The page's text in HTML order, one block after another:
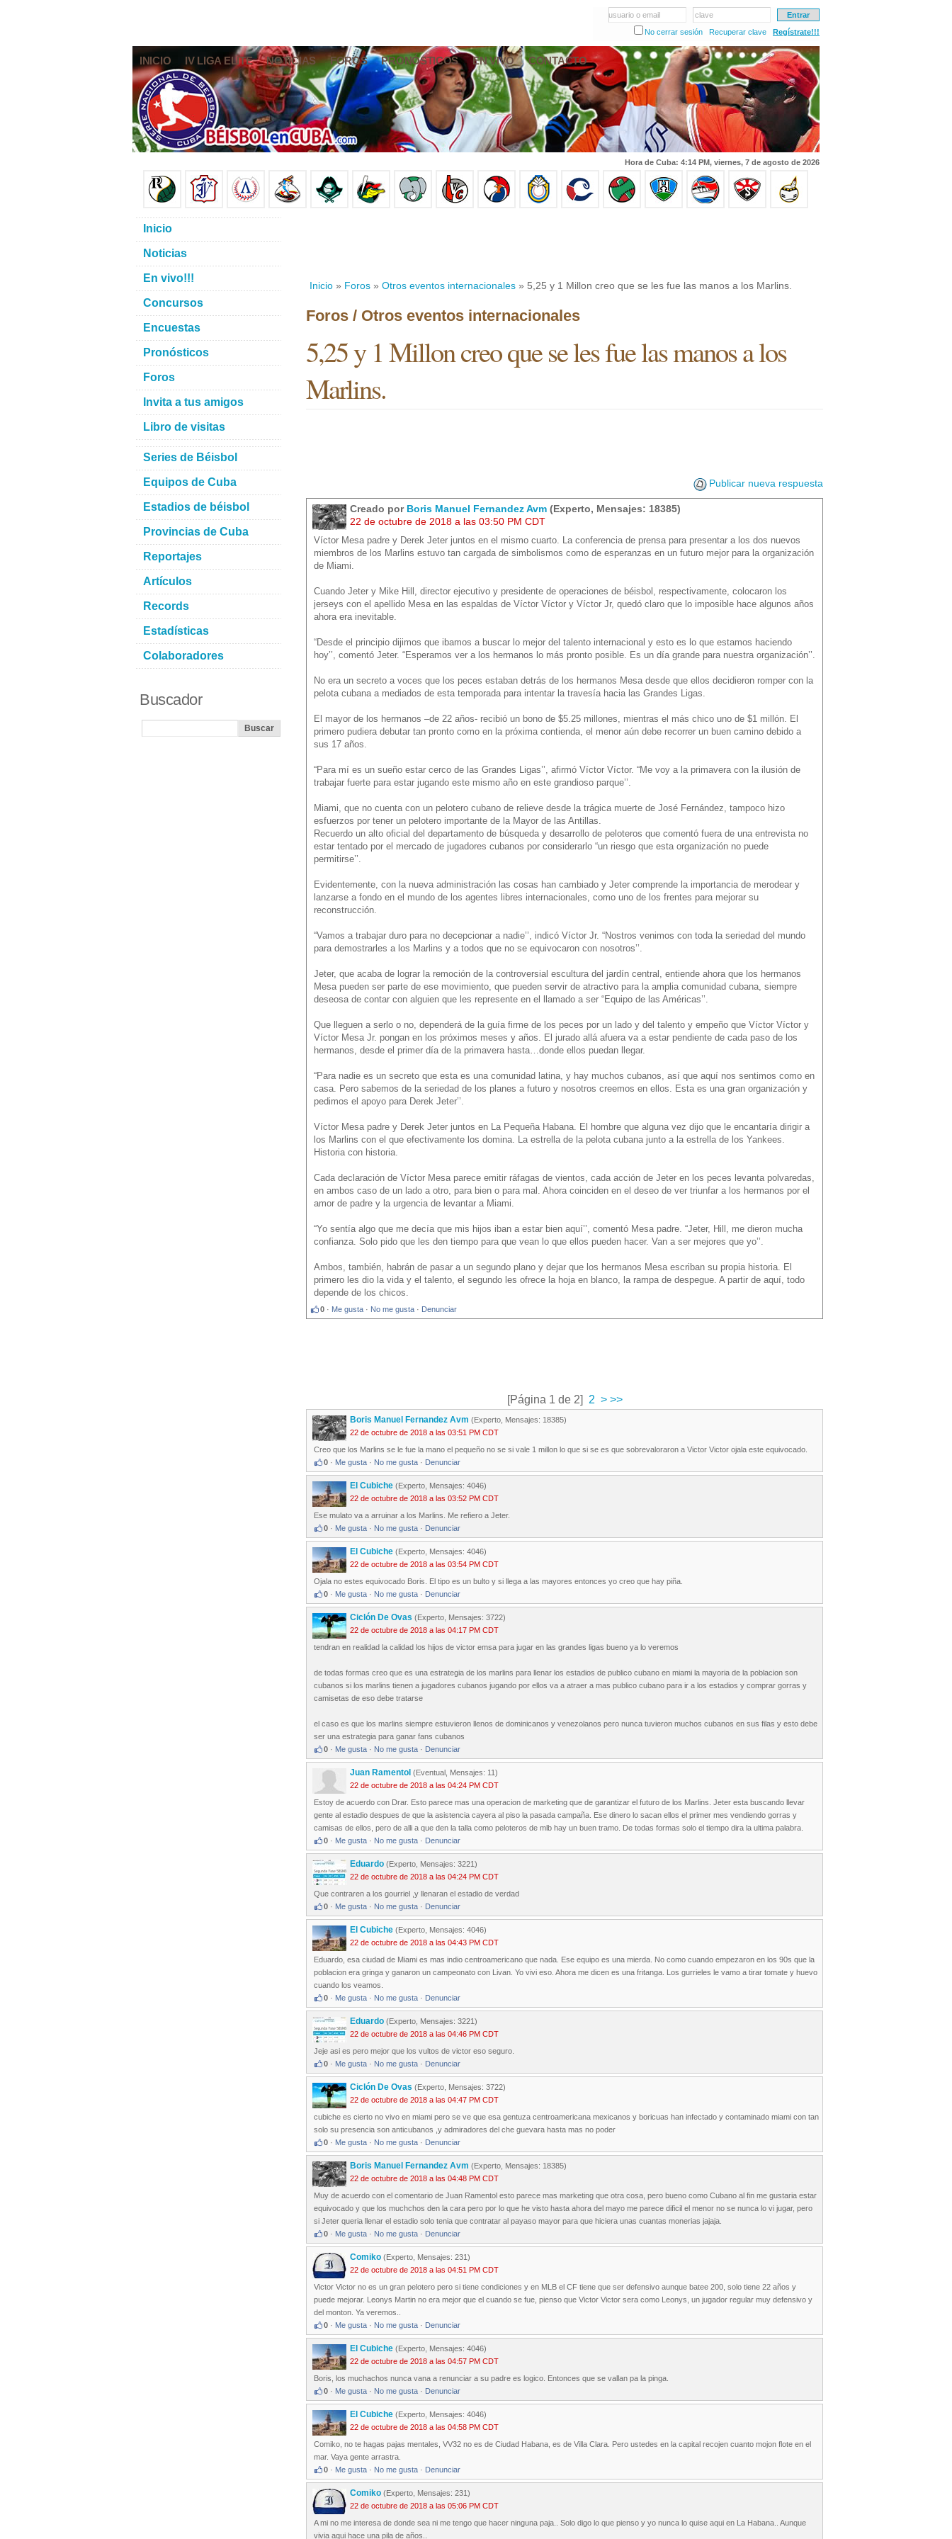
usuario o email
clave
No cerrar sesión
Recuperar clave Regístrate!!!
INICIO IV LIGA ELITE NOTICIAS FOROS PRONÓSTICOS EN VIVO CONTACTO
Hora de Cuba: 4:14 PM, viernes, 7 de agosto de 2026
Inicio » Foros » Otros eventos internacionales » 5,25 y 1 Millon creo que se les fue las manos a los Marlins.
Foros / Otros eventos internacionales
5,25 y 1 Millon creo que se les fue las manos a los
Marlins.
Publicar nueva respuesta
Creado por Boris Manuel Fernandez Avm (Experto, Mensajes: 18385)
22 de octubre de 2018 a las 03:50 PM CDT
Víctor Mesa padre y Derek Jeter juntos en el mismo cuarto. La conferencia de prensa para presentar a los dos nuevos
miembros de los Marlins estuvo tan cargada de simbolismos como de esperanzas en un futuro mejor para la organización
de Miami.
Cuando Jeter y Mike Hill, director ejecutivo y presidente de operaciones de béisbol, respectivamente, colocaron los
jerseys con el apellido Mesa en las espaldas de Víctor Víctor y Víctor Jr, quedó claro que lo imposible hace algunos años
ahora era inevitable.
“Desde el principio dijimos que ibamos a buscar lo mejor del talento internacional y esto es lo que estamos haciendo
hoy’’, comentó Jeter. “Esperamos ver a los hermanos lo más pronto posible. Es un día grande para nuestra organización’’.
No era un secreto a voces que los peces estaban detrás de los hermanos Mesa desde que ellos decidieron romper con la
pelota cubana a mediados de esta temporada para intentar la travesía hacia las Grandes Ligas.
El mayor de los hermanos –de 22 años- recibió un bono de $5.25 millones, mientras el más chico uno de $1 millón. El
primero pudiera debutar tan pronto como en la próxima contienda, el menor aún debe recorrer un buen camino debido a
sus 17 años.
“Para mí es un sueño estar cerco de las Grandes Ligas’’, afirmó Víctor Víctor. “Me voy a la primavera con la ilusión de
trabajar fuerte para estar jugando este mismo año en este grandioso parque’’.
Miami, que no cuenta con un pelotero cubano de relieve desde la trágica muerte de José Fernández, tampoco hizo
esfuerzos por tener un pelotero importante de la Mayor de las Antillas.
Recuerdo un alto oficial del departamento de búsqueda y desarrollo de peloteros que comentó fuera de una entrevista no
estar tentado por el mercado de jugadores cubanos por considerarlo “un riesgo que esta organización no puede
permitirse’’.
Evidentemente, con la nueva administración las cosas han cambiado y Jeter comprende la importancia de merodear y
lanzarse a fondo en el mundo de los agentes libres internacionales, como uno de los frentes para mejorar su
reconstrucción.
“Vamos a trabajar duro para no decepcionar a nadie’’, indicó Víctor Jr. “Nostros venimos con toda la seriedad del mundo
para demostrarles a los Marlins y a todos que no se equivocaron con nosotros’’.
Jeter, que acaba de lograr la remoción de la controversial escultura del jardín central, entiende ahora que los hermanos
Mesa pueden ser parte de ese movimiento, que pueden servir de atractivo para la amplia comunidad cubana, siempre
deseosa de contar con alguien que les represente en el llamado a ser “Equipo de las Américas’’.
Que lleguen a serlo o no, dependerá de la guía firme de los peces por un lado y del talento y empeño que Víctor Víctor y
Víctor Mesa Jr. pongan en los próximos meses y años. El jurado allá afuera va a estar pendiente de cada paso de los
hermanos, desde el primer día de la primavera hasta…donde ellos puedan llegar.
“Para nadie es un secreto que esta es una comunidad latina, y hay muchos cubanos, así que aquí nos sentimos como en
casa. Pero sabemos de la seriedad de los planes a futuro y nosotros creemos en ellos. Esta es una gran organización y
pedimos el apoyo para Derek Jeter’’.
Víctor Mesa padre y Derek Jeter juntos en La Pequeña Habana. El hombre que alguna vez dijo que le encantaría dirigir a
los Marlins con el que efectivamente los domina. La estrella de la pelota cubana junto a la estrella de los Yankees.
Historia con historia.
Cada declaración de Víctor Mesa parece emitir ráfagas de vientos, cada acción de Jeter en los peces levanta polvaredas,
en ambos caso de un lado a otro, para bien o para mal. Ahora coinciden en el deseo de ver triunfar a los hermanos por el
amor de padre y la urgencia de levantar a Miami.
“Yo sentía algo que me decía que mis hijos iban a estar bien aquí’’, comentó Mesa padre. “Jeter, Hill, me dieron mucha
confianza. Solo pido que les den tiempo para que vean lo que ellos pueden hacer. Van a ser mejores que yo’’.
Ambos, también, habrán de pasar a un segundo plano y dejar que los hermanos Mesa escriban su propia historia. El
primero les dio la vida y el talento, el segundo les ofrece la hoja en blanco, la rampa de despegue. A partir de aquí, todo
depende de los chicos.
0 · Me gusta · No me gusta · Denunciar
[Página 1 de 2] 2 >>>
Boris Manuel Fernandez Avm (Experto, Mensajes: 18385)
22 de octubre de 2018 a las 03:51 PM CDT
Creo que los Marlins se le fue la mano el pequeño no se si vale 1 millon lo que si se es que sobrevaloraron a Victor Victor ojala este equivocado.
0 · Me gusta · No me gusta · Denunciar
El Cubiche (Experto, Mensajes: 4046)
22 de octubre de 2018 a las 03:52 PM CDT
Ese mulato va a arruinar a los Marlins. Me refiero a Jeter.
0 · Me gusta · No me gusta · Denunciar
El Cubiche (Experto, Mensajes: 4046)
22 de octubre de 2018 a las 03:54 PM CDT
Ojala no estes equivocado Boris. El tipo es un bulto y si llega a las mayores entonces yo creo que hay piña.
0 · Me gusta · No me gusta · Denunciar
Ciclón De Ovas (Experto, Mensajes: 3722)
22 de octubre de 2018 a las 04:17 PM CDT
tendran en realidad la calidad los hijos de victor emsa para jugar en las grandes ligas bueno ya lo veremos
de todas formas creo que es una estrategia de los marlins para llenar los estadios de publico cubano en miami la mayoria de la poblacion son
cubanos si los marlins tienen a jugadores cubanos jugando por ellos va a atraer a mas publico cubano para ir a los estadios y comprar gorras y
camisetas de eso debe tratarse
el caso es que los marlins siempre estuvieron llenos de dominicanos y venezolanos pero nunca tuvieron muchos cubanos en sus filas y esto debe
ser una estrategia para ganar fans cubanos
0 · Me gusta · No me gusta · Denunciar
Juan Ramentol (Eventual, Mensajes: 11)
22 de octubre de 2018 a las 04:24 PM CDT
Estoy de acuerdo con Drar. Esto parece mas una operacion de marketing que de garantizar el futuro de los Marlins. Jeter esta buscando llevar
gente al estadio despues de que la asistencia cayera al piso la pasada campaña. Ese dinero lo sacan ellos el primer mes vendiendo gorras y
camisas de ellos, pero de alli a que den la talla como peloteros de mlb hay un buen tramo. De todas formas solo el tiempo dira la ultima palabra.
0 · Me gusta · No me gusta · Denunciar
Eduardo (Experto, Mensajes: 3221)
22 de octubre de 2018 a las 04:24 PM CDT
Que contraren a los gourriel ,y llenaran el estadio de verdad
0 · Me gusta · No me gusta · Denunciar
El Cubiche (Experto, Mensajes: 4046)
22 de octubre de 2018 a las 04:43 PM CDT
Eduardo, esa ciudad de Miami es mas indio centroamericano que nada. Ese equipo es una mierda. No como cuando empezaron en los 90s que la
poblacion era gringa y ganaron un campeonato con Livan. Yo vivi eso. Ahora me dicen es una fritanga. Los gurrieles le vamo a tirar tomate y huevo
cuando los veamos.
0 · Me gusta · No me gusta · Denunciar
Eduardo (Experto, Mensajes: 3221)
22 de octubre de 2018 a las 04:46 PM CDT
Jeje asi es pero mejor que los vultos de victor eso seguro.
0 · Me gusta · No me gusta · Denunciar
Ciclón De Ovas (Experto, Mensajes: 3722)
22 de octubre de 2018 a las 04:47 PM CDT
cubiche es cierto no vivo en miami pero se ve que esa gentuza centroamericana mexicanos y boricuas han infectado y contaminado miami con tan
solo su presencia son anticubanos ,y admiradores del che guevara hasta mas no poder
0 · Me gusta · No me gusta · Denunciar
Boris Manuel Fernandez Avm (Experto, Mensajes: 18385)
22 de octubre de 2018 a las 04:48 PM CDT
Muy de acuerdo con el comentario de Juan Ramentol esto parece mas marketing que otra cosa, pero bueno como Cubano al fin me gustaria estar
equivocado y que los muchchos den la cara pero por lo que he visto hasta ahora del mayo me parece dificil el menor no se nunca lo vi jugar, pero
si Jeter queria llenar el estadio solo tenia que contratar al payaso mayor para que hiciera unas cuantas monerias jajaja.
0 · Me gusta · No me gusta · Denunciar
Comiko (Experto, Mensajes: 231)
22 de octubre de 2018 a las 04:51 PM CDT
Victor Victor no es un gran pelotero pero si tiene condiciones y en MLB el CF tiene que ser defensivo aunque batee 200, solo tiene 22 años y
puede mejorar. Leonys Martin no era mejor que el cuando se fue, pienso que Victor Victor sera como Leonys, un jugador regular muy defensivo y
del monton. Ya veremos..
0 · Me gusta · No me gusta · Denunciar
El Cubiche (Experto, Mensajes: 4046)
22 de octubre de 2018 a las 04:57 PM CDT
Boris, los muchachos nunca vana a renunciar a su padre es logico. Entonces que se vallan pa la pinga.
0 · Me gusta · No me gusta · Denunciar
El Cubiche (Experto, Mensajes: 4046)
22 de octubre de 2018 a las 04:58 PM CDT
Comiko, no te hagas pajas mentales, VV32 no es de Ciudad Habana, es de Villa Clara. Pero ustedes en la capital recojen cuanto mojon flote en el
mar. Vaya gente arrastra.
0 · Me gusta · No me gusta · Denunciar
Comiko (Experto, Mensajes: 231)
22 de octubre de 2018 a las 05:06 PM CDT
A mi no me interesa de donde sea ni me tengo que hacer ninguna paja.. Solo digo lo que pienso y yo nunca lo quise aqui en La Habana.. Aunque
vivia aqui hace una pila de años..
Inicio
Noticias
En vivo!!!
Concursos
Encuestas
Pronósticos
Foros
Invita a tus amigos
Libro de visitas
Series de Béisbol
Equipos de Cuba
Estadios de béisbol
Provincias de Cuba
Reportajes
Artículos
Records
Estadísticas
Colaboradores
Buscador